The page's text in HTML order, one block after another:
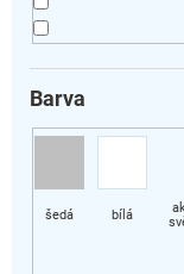
Barva